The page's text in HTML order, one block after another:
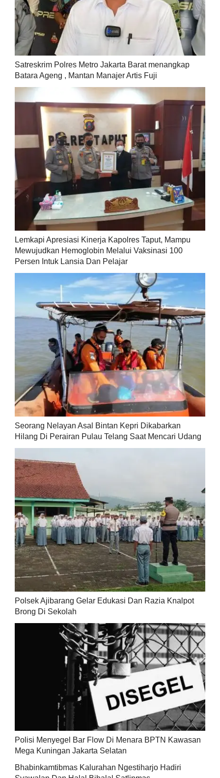
Satreskrim Polres Metro Jakarta Barat menangkap
Batara Ageng , Mantan Manajer Artis Fuji
Lemkapi Apresiasi Kinerja Kapolres Taput, Mampu
Mewujudkan Hemoglobin Melalui Vaksinasi 100
Persen Intuk Lansia Dan Pelajar
Seorang Nelayan Asal Bintan Kepri Dikabarkan
Hilang Di Perairan Pulau Telang Saat Mencari Udang
Polsek Ajibarang Gelar Edukasi Dan Razia Knalpot
Brong Di Sekolah
Polisi Menyegel Bar Flow Di Menara BPTN Kawasan
Mega Kuningan Jakarta Selatan
Bhabinkamtibmas Kalurahan Ngestiharjo Hadiri